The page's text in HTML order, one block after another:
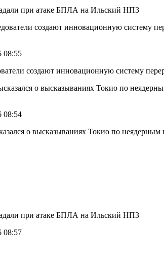
при атаке БПЛА на Ильский НПЗ
08:55
создают инновационную систему
08:54
о высказываниях Токио по
при атаке БПЛА на Ильский НПЗ
08:57